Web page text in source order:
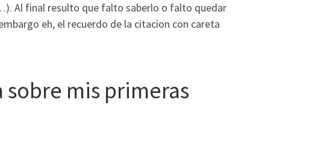
Al final resulto que falto saberlo o falto quedar
eh, el recuerdo de la citacion con careta
mis primeras